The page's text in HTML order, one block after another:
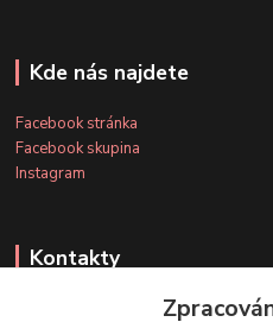
Kde nás najdete
Facebook stránka
Facebook skupina
Instagram
Kontakty